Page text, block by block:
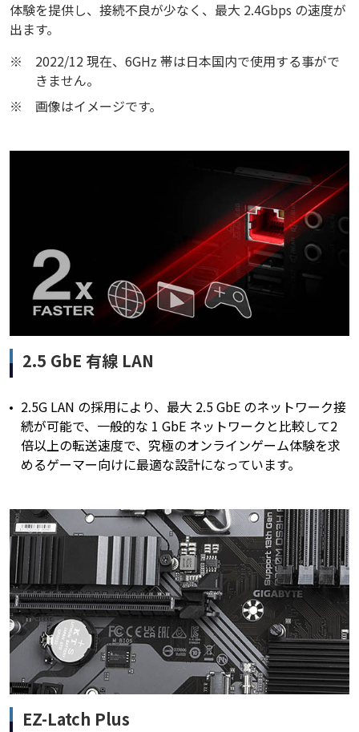
体験を提供し、接続不良が少なく、最大 2.4Gbps の速度が
出ます。
※
2022/12 現在、6GHz 帯は日本国内で使用する事がで
きません。
※
画像はイメージです。
2.5 GbE 有線 LAN
2.5G LAN の採用により、最大 2.5 GbE のネットワーク接
続が可能で、一般的な 1 GbE ネットワークと比較して2
倍以上の転送速度で、究極のオンラインゲーム体験を求
めるゲーマー向けに最適な設計になっています。
EZ-Latch Plus